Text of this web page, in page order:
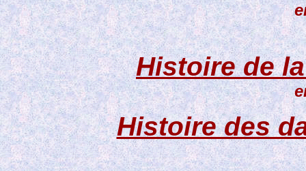
Histoire de
Histoire des